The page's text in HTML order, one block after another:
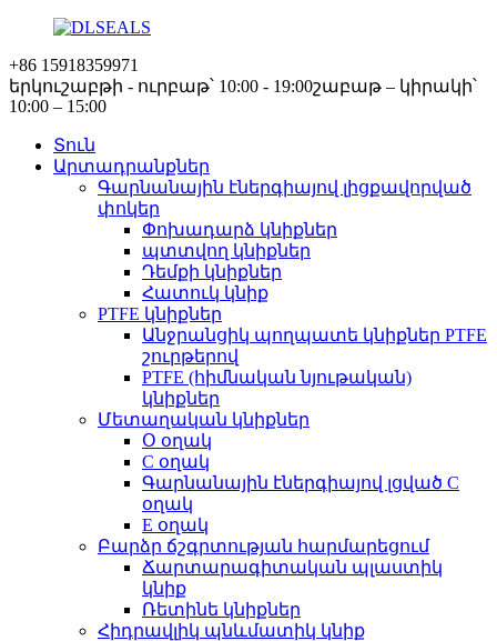
+86 15918359971
երկուշաբթի - ուրբաթ՝ 10:00 - 19:00շաբաթ – կիրակի՝
10:00 – 15:00
Տուն
Արտադրանքներ
Գարնանային էներգիայով լիցքավորված
փոկեր
Փոխադարձ կնիքներ
պտտվող կնիքներ
Դեմքի կնիքներ
Հատուկ կնիք
PTFE կնիքներ
Անջրանցիկ պողպատե կնիքներ PTFE
շուրթերով
PTFE (հիմնական նյութական)
կնիքներ
Մետաղական կնիքներ
Օ օղակ
C օղակ
Գարնանային էներգիայով լցված C
օղակ
E օղակ
Բարձր ճշգրտության հարմարեցում
Ճարտարագիտական ​​պլաստիկ
կնիք
Ռետինե կնիքներ
Հիդրավլիկ պնևմատիկ կնիք